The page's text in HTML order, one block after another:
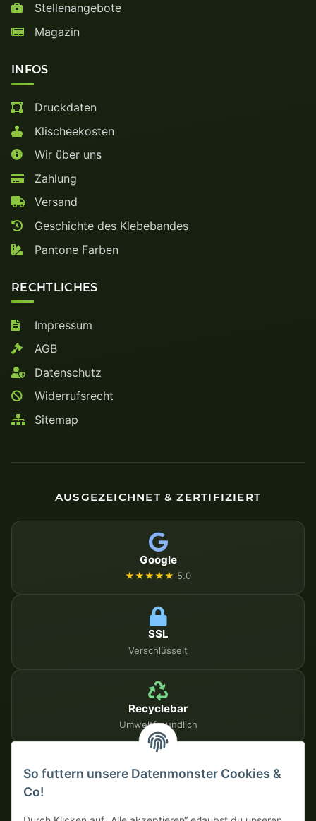
Stellenangebote
Magazin
INFOS
Druckdaten
Klischeekosten
Wir über uns
Zahlung
Versand
Geschichte des Klebebandes
Pantone Farben
RECHTLICHES
Impressum
AGB
Datenschutz
Widerrufsrecht
Sitemap
AUSGEZEICHNET & ZERTIFIZIERT
Google
★★★★★ 5.0
SSL
Verschlüsselt
Recyclebar
Umweltfreundlich
SICHERE ZAHLUNGSMETHODEN
So futtern unsere Datenmonster Cookies &
Co!